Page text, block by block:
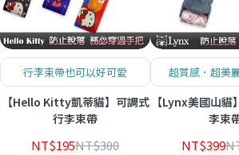
行李束帶也可以好可愛
【Hello Kitty凱蒂貓】可調式
行李束帶
NT$195NT$300
超質感．超美
【Lynx美國山
李束
NT$399